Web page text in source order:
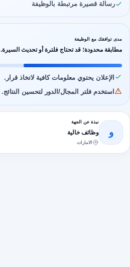
رسالة قصيرة مرتبطة بالوظيفة
مدى توافقك مع الوظيفة
مطابقة محدودة؛ قد تحتاج فلترة أو تحديث السيرة.
الإعلان يحتوي معلومات كافية لاتخاذ قرار.
استخدم فلتر المجال/الدور لتحسين النتائج.
و
نبذة عن الجهة
وظائف خالية
الامارات